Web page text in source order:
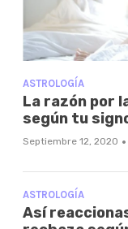
ASTROLOGÍA
La razón por
según tu
Septiembre 12, 2020 ·
ASTROLOGÍA
Así